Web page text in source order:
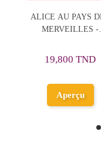
Ma vie, mes
dispute - La
24,480